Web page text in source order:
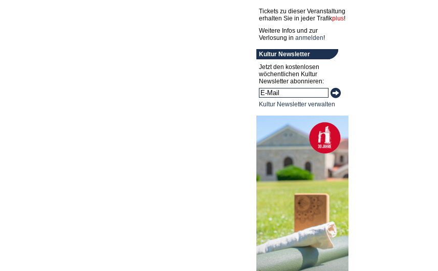
Tickets zu dieser Veranstaltung
erhalten Sie in jeder Trafikplus!
Weitere Infos und zur
Verlosung in anmelden!
Kultur Newsletter
Jetzt den kostenlosen
wöchentlichen Kultur
Newsletter abonnieren:
Kultur Newsletter verwalten